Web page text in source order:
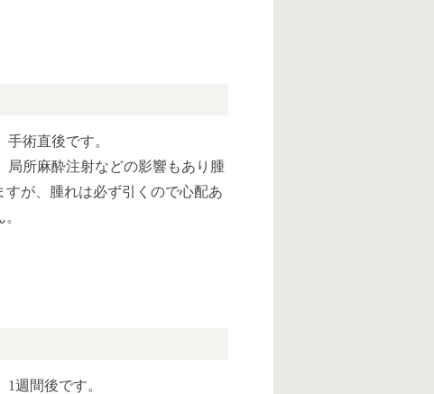
手術直後です。
局所麻酔注射などの影響もあり腫
すが、腫れは必ず引くので心配あ
1週間後です。